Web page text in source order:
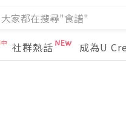
社群熱話 成為U